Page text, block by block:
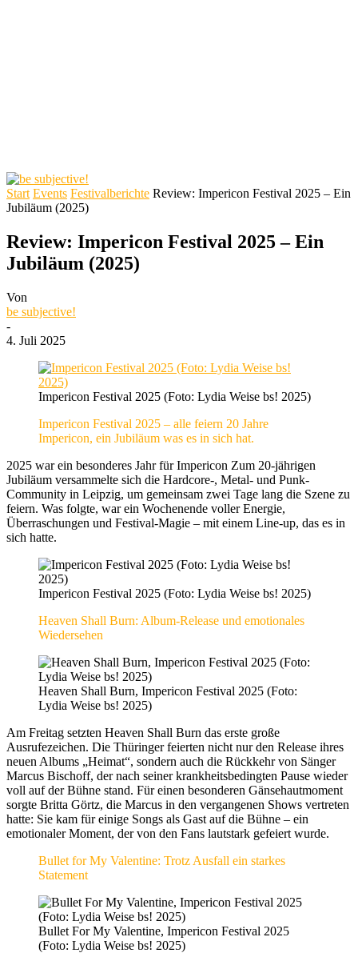
Start Events Festivalberichte Review: Impericon Festival 2025 – Ein
Jubiläum (2025)
Review: Impericon Festival 2025 – Ein
Jubiläum (2025)
Von
be subjective!
-
4. Juli 2025
Impericon Festival 2025 (Foto: Lydia Weise bs! 2025)
Impericon Festival 2025 – alle feiern 20 Jahre
Impericon, ein Jubiläum was es in sich hat.
2025 war ein besonderes Jahr für Impericon Zum 20-jährigen
Jubiläum versammelte sich die Hardcore-, Metal- und Punk-
Community in Leipzig, um gemeinsam zwei Tage lang die Szene zu
feiern. Was folgte, war ein Wochenende voller Energie,
Überraschungen und Festival-Magie – mit einem Line-up, das es in
sich hatte.
Impericon Festival 2025 (Foto: Lydia Weise bs! 2025)
Heaven Shall Burn: Album-Release und emotionales
Wiedersehen
Heaven Shall Burn, Impericon Festival 2025 (Foto:
Lydia Weise bs! 2025)
Am Freitag setzten Heaven Shall Burn das erste große
Ausrufezeichen. Die Thüringer feierten nicht nur den Release ihres
neuen Albums „Heimat“, sondern auch die Rückkehr von Sänger
Marcus Bischoff, der nach seiner krankheitsbedingten Pause wieder
voll auf der Bühne stand. Für einen besonderen Gänsehautmoment
sorgte Britta Görtz, die Marcus in den vergangenen Shows vertreten
hatte: Sie kam für einige Songs als Gast auf die Bühne – ein
emotionaler Moment, der von den Fans lautstark gefeiert wurde.
Bullet for My Valentine: Trotz Ausfall ein starkes
Statement
Bullet For My Valentine, Impericon Festival 2025
(Foto: Lydia Weise bs! 2025)